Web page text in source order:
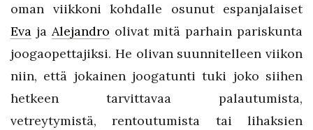
oman viikkoni kohdalle osunut espanjalaiset
Eva ja Alejandro olivat mitä parhain pariskunta
joogaopettajiksi. He olivan suunnitelleen viikon
niin, että jokainen joogatunti tuki joko siihen
hetkeen tarvittavaa palautumista,
vetreytymistä, rentoutumista tai lihaksien